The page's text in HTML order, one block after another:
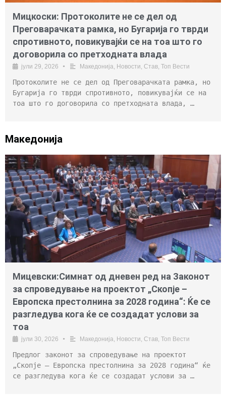
Мицкоски: Протоколите не се дел од
Преговарачката рамка, но Бугарија го тврди
спротивното, повикувајќи се на тоа што го
договорила со претходната влада
јули 29, 2026 • Македонија Новости Став Топ Вести
Протоколите не се дел од Преговарачката рамка, но
Бугарија го тврди спротивното, повикувајќи се на
тоа што го договорила со претходната влада, …
Македонија
Мицевски:Симнат од дневен ред на Законот
за спроведување на проектот „Скопје –
Европска престолнина за 2028 година“: Ќе се
разгледува кога ќе се создадат услови за
тоа
јули 30, 2026 • Македонија Новости Став Топ Вести
Предлог законот за спроведување на проектот
„Скопје – Европска престолнина за 2028 година“ ќе
се разгледува кога ќе се создадат услови за …